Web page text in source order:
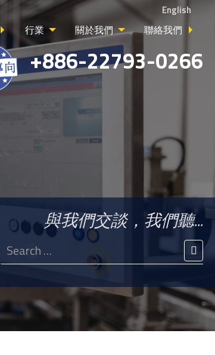
English
行業 關於我們 聯絡我們
+886-22793-0266
與我們交談，我們聽...
Search
for: